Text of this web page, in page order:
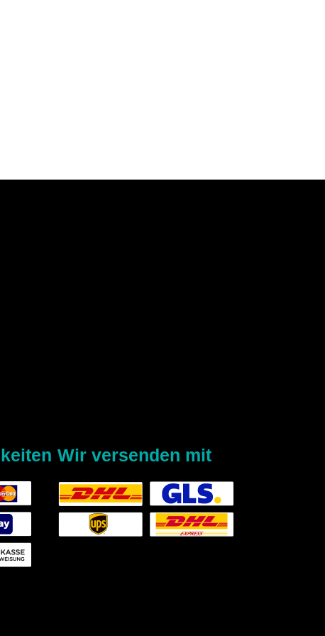
Wir versenden mit